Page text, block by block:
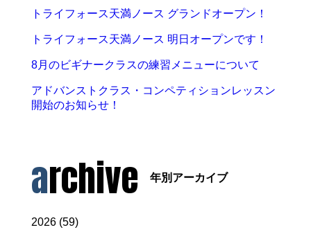
トライフォース天満ノース グランドオープン！
トライフォース天満ノース 明日オープンです！
8月のビギナークラスの練習メニューについて
アドバンストクラス・コンペティションレッスン
開始のお知らせ！
archive 年別アーカイブ
2026 (59)